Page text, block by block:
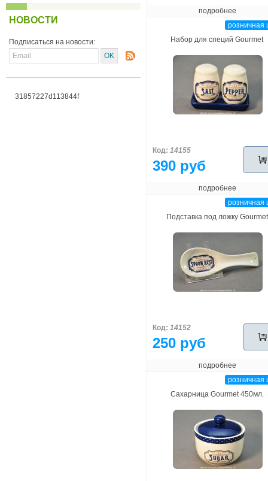
НОВОСТИ
Подписаться на новости:
31857227d113844f
подробнее
розничная
Набор для специй Gourmet
Код: 14155
390 руб
подробнее
розничная
Подставка под ложку Gourmet
Код: 14152
250 руб
подробнее
розничная
Сахарница Gourmet 450мл.